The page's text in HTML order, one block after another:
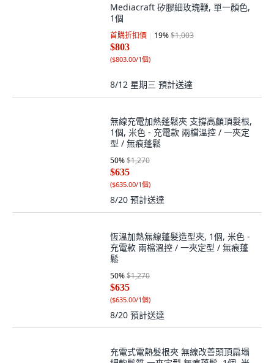
Mediacraft 矽膠細玫瑰鞭, 單一顏色,
1個
首購折扣價 19%$1,003
$803
($803.00/1個)
8/12 星期三 預計送達
無線充電加熱蓬鬆夾 支撐高顱頂髮根,
1個, 米色 - 充電款 兩檔溫控 / 一夾定
型 / 無痕蓬鬆
50%$1,270
$635
($635.00/1個)
8/20 預計送達
恆溫加熱無線蓬髮造型夾, 1個, 米色 -
充電款 兩檔溫控 / 一夾定型 / 無痕蓬
鬆
50%$1,270
$635
($635.00/1個)
8/20 預計送達
充電式電熱髮根夾 無線改善頭頂扁塌